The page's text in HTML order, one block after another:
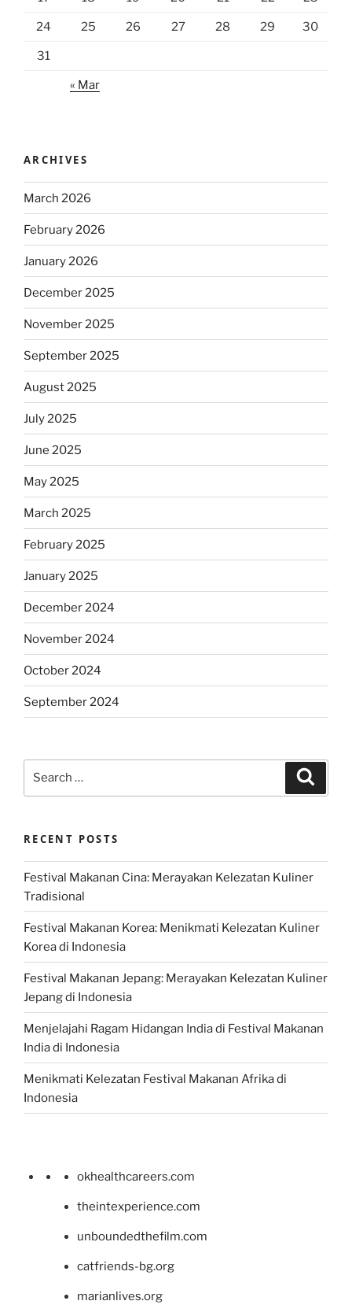
24 25 26 27 28 29 30
31
« Mar
ARCHIVES
March 2026
February 2026
January 2026
December 2025
November 2025
September 2025
August 2025
July 2025
June 2025
May 2025
March 2025
February 2025
January 2025
December 2024
November 2024
October 2024
September 2024
RECENT POSTS
Festival Makanan Cina: Merayakan Kelezatan Kuliner
Tradisional
Festival Makanan Korea: Menikmati Kelezatan Kuliner
Korea di Indonesia
Festival Makanan Jepang: Merayakan Kelezatan Kuliner
Jepang di Indonesia
Menjelajahi Ragam Hidangan India di Festival Makanan
India di Indonesia
Menikmati Kelezatan Festival Makanan Afrika di
Indonesia
okhealthcareers.com
theintexperience.com
unboundedthefilm.com
catfriends-bg.org
marianlives.org